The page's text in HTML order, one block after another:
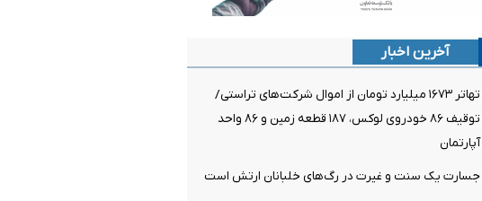
آخرین اخبار
تهاتر ۱۶۷۳ میلیارد تومان از اموال شرکت‌های تراستی/
توقیف ۸۶ خودروی لوکس، ۱۸۷ قطعه زمین و ۸۶ واحد
آپارتمان
جسارت یک سنت و غیرت در رگ‌های خلبانان ارتش است